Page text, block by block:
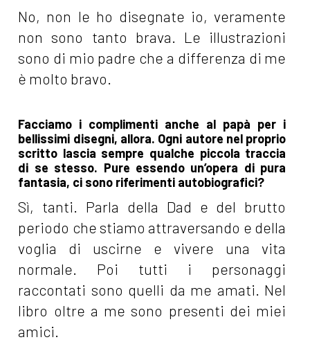
No, non le ho disegnate io, veramente
non sono tanto brava. Le illustrazioni
sono di mio padre che a differenza di me
è molto bravo.
Facciamo i complimenti anche al papà per i
bellissimi disegni, allora. Ogni autore nel proprio
scritto lascia sempre qualche piccola traccia
di se stesso. Pure essendo un’opera di pura
fantasia, ci sono riferimenti autobiografici?
Sì, tanti. Parla della Dad e del brutto
periodo che stiamo attraversando e della
voglia di uscirne e vivere una vita
normale. Poi tutti i personaggi
raccontati sono quelli da me amati. Nel
libro oltre a me sono presenti dei miei
amici.